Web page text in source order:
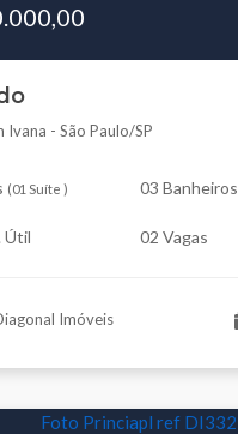
Ivana - São Paulo/SP
(01 Suíte ) 03 Banheiros
Útil 02 Vagas
Imóveis